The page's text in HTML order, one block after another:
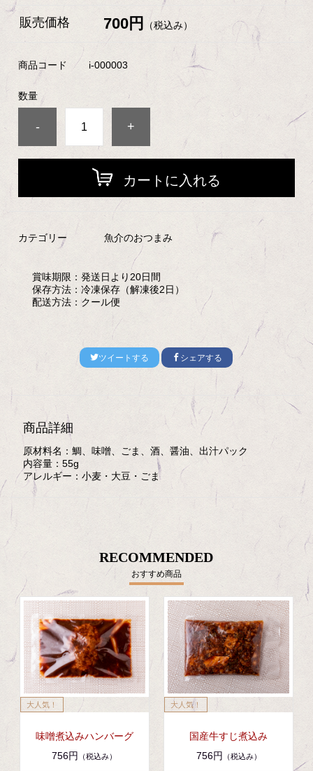
販売価格 700円 （税込み）
商品コード i-000003
数量
- +
カートに入れる
カテゴリー 魚介のおつまみ
賞味期限：発送日より20日間
保存方法：冷凍保存（解凍後2日）
配送方法： クール便
ツイートする シェアする
商品詳細
原材料名：鯛、味噌、ごま、酒、醤油、出汁パック
内容量：55g
アレルギー：小麦・大豆・ごま
RECOMMENDED
おすすめ商品
味噌煮込みハンバーグ
756円
（税込み）
国産牛すじ煮込み
756円
（税込み）